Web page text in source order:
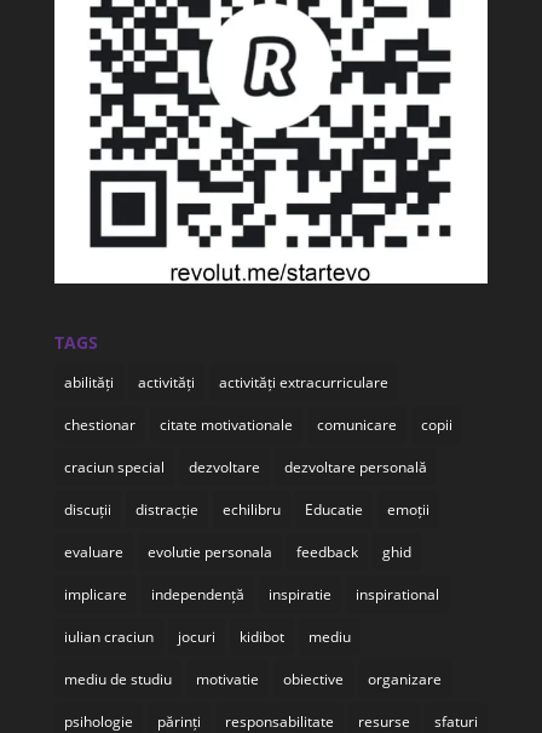
TAGS
abilități activități activități extracurriculare
chestionar citate motivationale comunicare copii
craciun special dezvoltare dezvoltare personală
discuții distracție echilibru Educatie emoții
evaluare evolutie personala feedback ghid
implicare independență inspiratie inspirational
iulian craciun jocuri kidibot mediu
mediu de studiu motivatie obiective organizare
psihologie părinți responsabilitate resurse sfaturi